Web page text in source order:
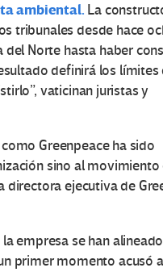
ambiental. La
tribunales desde hace
Norte hasta haber
definirá los límites
vaticinan juristas y
Greenpeace ha sido
sino al movimiento
directora ejecutiva de
empresa se han
primer momento acusó